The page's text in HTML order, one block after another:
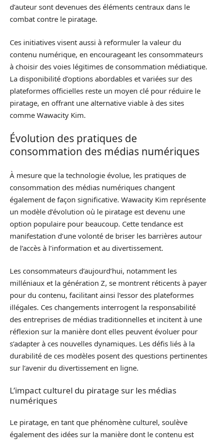
d’auteur sont devenues des éléments centraux dans le
combat contre le piratage.
Ces initiatives visent aussi à reformuler la valeur du
contenu numérique, en encourageant les consommateurs
à choisir des voies légitimes de consommation médiatique.
La disponibilité d’options abordables et variées sur des
plateformes officielles reste un moyen clé pour réduire le
piratage, en offrant une alternative viable à des sites
comme Wawacity Kim.
Évolution des pratiques de
consommation des médias numériques
À mesure que la technologie évolue, les pratiques de
consommation des médias numériques changent
également de façon significative. Wawacity Kim représente
un modèle d’évolution où le piratage est devenu une
option populaire pour beaucoup. Cette tendance est
manifestation d’une volonté de briser les barrières autour
de l’accès à l’information et au divertissement.
Les consommateurs d’aujourd’hui, notamment les
milléniaux et la génération Z, se montrent réticents à payer
pour du contenu, facilitant ainsi l’essor des plateformes
illégales. Ces changements interrogent la responsabilité
des entreprises de médias traditionnelles et incitent à une
réflexion sur la manière dont elles peuvent évoluer pour
s’adapter à ces nouvelles dynamiques. Les défis liés à la
durabilité de ces modèles posent des questions pertinentes
sur l’avenir du divertissement en ligne.
L’impact culturel du piratage sur les médias
numériques
Le piratage, en tant que phénomène culturel, soulève
également des idées sur la manière dont le contenu est